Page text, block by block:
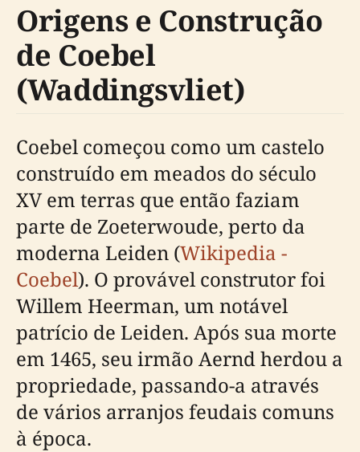
Origens e Construção
de Coebel
(Waddingsvliet)
Coebel começou como um castelo
construído em meados do século
XV em terras que então faziam
parte de Zoeterwoude, perto da
moderna Leiden (Wikipedia -
Coebel). O provável construtor foi
Willem Heerman, um notável
patrício de Leiden. Após sua morte
em 1465, seu irmão Aernd herdou a
propriedade, passando-a através
de vários arranjos feudais comuns
à época.